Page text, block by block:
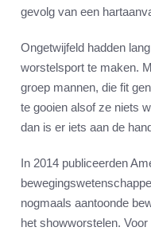
gevolg van een
Ongetwijfeld hadden
worstelsport te maken.
groep mannen, die fit
te gooien alsof ze niets
dan is er iets aan de
In 2014 publiceerden
nogmaals aantoonde
het showworstelen.